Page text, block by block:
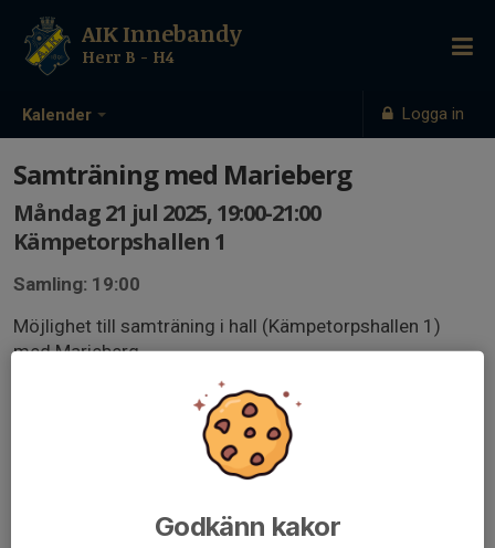
Kalender Logga in
AIK Innebandy
Herr B - H4
Samträning med Marieberg
Måndag 21 jul 2025, 19:00-21:00
Kämpetorpshallen 1
Samling: 19:00
Möjlighet till samträning i hall (Kämpetorpshallen 1)
med Marieberg.
Godkänn kakor